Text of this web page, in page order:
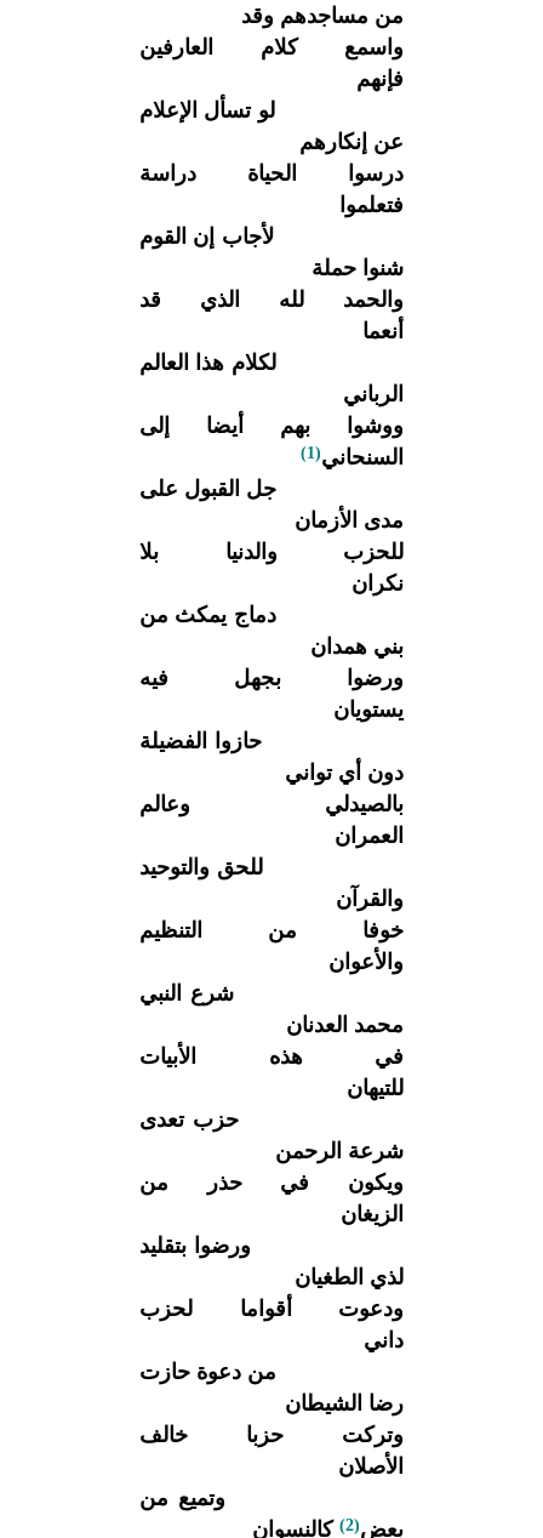
من مساجدهم وقد
واسمع كلام العارفين
فإنهم
لو تسأل الإعلام
عن إنكارهم
درسوا الحياة دراسة
فتعلموا
لأجاب إن القوم
شنوا حملة
والحمد لله الذي قد
أنعما
لكلام هذا العالم
الرباني
ووشوا بهم أيضا إلى
السنحاني(1)
جل القبول على
مدى الأزمان
للحزب والدنيا بلا
نكران
دماج يمكث من
بني همدان
ورضوا بجهل فيه
يستويان
حازوا الفضيلة
دون أي تواني
بالصيدلي وعالم
العمران
للحق والتوحيد
والقرآن
خوفا من التنظيم
والأعوان
شرع النبي
محمد العدنان
في هذه الأبيات
للتيهان
حزب تعدى
شرعة الرحمن
ويكون في حذر من
الزيغان
ورضوا بتقليد
لذي الطغيان
ودعوت أقواما لحزب
داني
من دعوة حازت
رضا الشيطان
وتركت حزبا خالف
الأصلان
وتميع من
بعض(2) كالنسوان